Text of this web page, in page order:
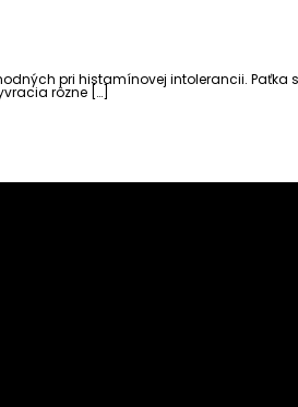
pri histamínovej intolerancii.
rôzne […]